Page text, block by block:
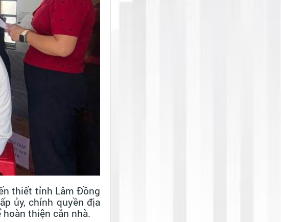
thiết tỉnh Lâm Đồng
ủy, chính quyền địa
thiện căn nhà.